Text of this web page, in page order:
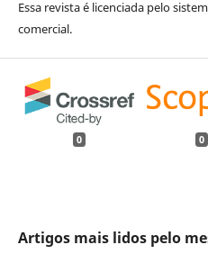
Essa revista é licenciada pelo
comercial.
0 0
Artigos mais lidos pelo